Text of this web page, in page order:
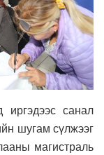
иргэдээс санал
шугам сүлжээг
магистраль